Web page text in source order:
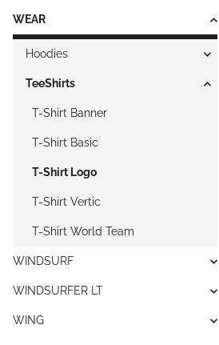
WEAR
Hoodies
TeeShirts
T-Shirt Banner
T-Shirt Basic
T-Shirt Logo
T-Shirt Vertic
T-Shirt World Team
WINDSURF
WINDSURFER LT
WING